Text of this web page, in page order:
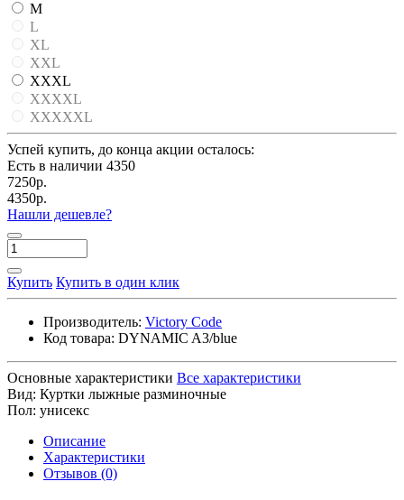
M
L
XL
XXL
XXXL
XXXXL
XXXXXL
Успей купить, до конца акции осталось:
Есть в наличии 4350
7250р.
4350р.
Нашли дешевле?
Купить Купить в один клик
Производитель: Victory Code
Код товара: DYNAMIC A3/blue
Основные характеристики Все характеристики
Вид: Куртки лыжные разминочные
Пол: унисекс
Описание
Характеристики
Отзывов (0)